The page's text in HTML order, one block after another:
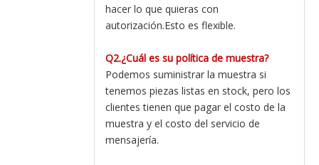
hacer lo que quieras con
autorización.Esto es flexible.
Q2.¿Cuál es su política de muestra?
Podemos suministrar la muestra si
tenemos piezas listas en stock, pero los
clientes tienen que pagar el costo de la
muestra y el costo del servicio de
mensajería.